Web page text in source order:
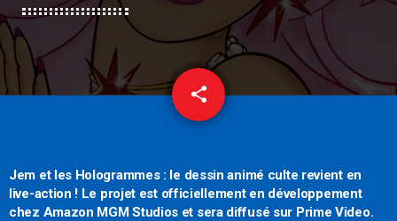
share
email
Jem et les Hologrammes : le dessin animé culte revient en
live-action ! Le projet est officiellement en développement
chez Amazon MGM Studios et sera diffusé sur Prime Video.